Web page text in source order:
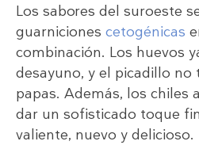
Los sabores del suroeste
guarniciones cetogénicas
combinación. Los huevos
desayuno, y el picadillo no
papas. Además, los chiles
dar un sofisticado toque
valiente, nuevo y delicioso.